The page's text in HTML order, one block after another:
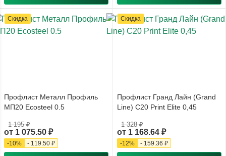
Скидка
Профлист Металл Профиль
МП20 Ecosteel 0.5
от 1 075.50 ₽
1 195 ₽
-10% - 119.50 ₽
Скидка
Профлист Гранд Лайн (Grand
Line) С20 Print Elite 0,45
от 1 168.64 ₽
1 328 ₽
-12% - 159.36 ₽